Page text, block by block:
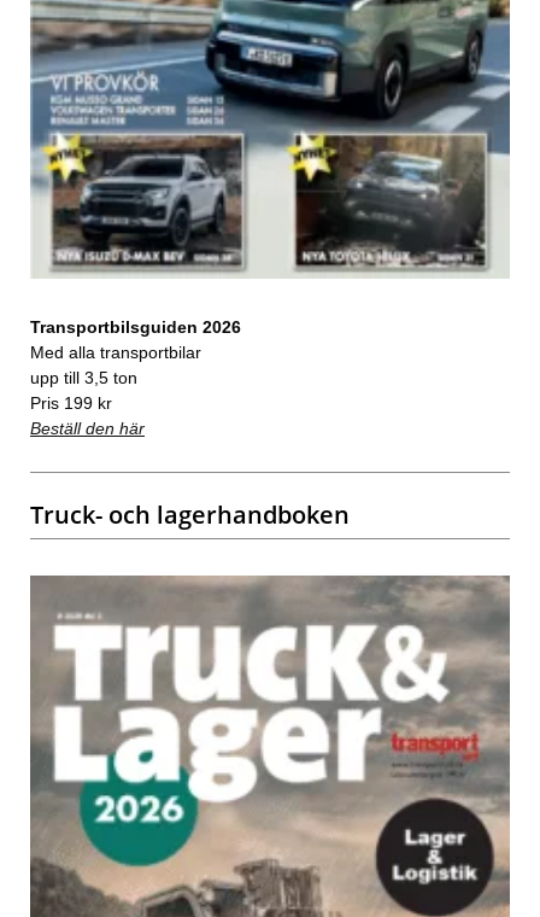
Transportbilsguiden 2026
Med alla transportbilar
upp till 3,5 ton
Pris 199 kr
Beställ den här
Truck- och lagerhandboken